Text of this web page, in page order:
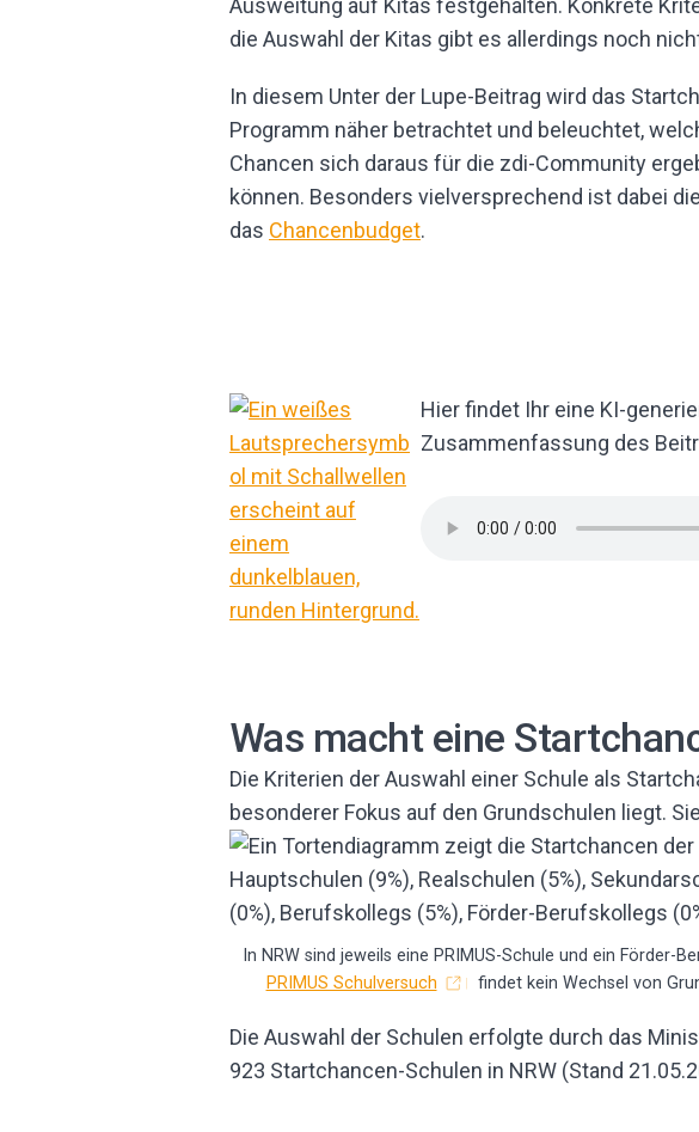
Ausweitung auf Kitas festgehalten. Konkrete
die Auswahl der Kitas gibt es allerdings noch
In diesem Unter der Lupe-Beitrag wird das
Programm näher betrachtet und beleuchtet,
Chancen sich daraus für die zdi-Community
können. Besonders vielversprechend ist dabei
das Chancenbudget.
Hier findet Ihr eine KI-
Zusammenfassung des
Was macht eine
Die Kriterien der Auswahl einer Schule als
besonderer Fokus auf den Grundschulen liegt.
In NRW sind jeweils eine PRIMUS-Schule und ein
PRIMUS Schulversuch
findet kein Wechsel von
Die Auswahl der Schulen erfolgte durch das
923 Startchancen-Schulen in NRW (Stand